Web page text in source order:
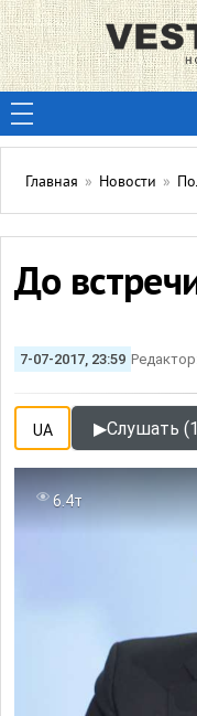
Главная » Новости »
До
7-07-2017, 23:59 Редактор:
UA ▶Слушать
6.4т